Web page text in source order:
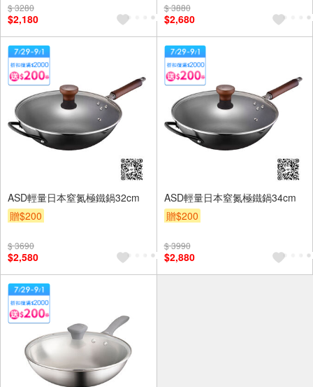
$ 3280
$2,180
$ 3880
$2,680
ASD輕量日本窒氮極鐵鍋32cm
贈$200
$ 3690
$2,580
ASD輕量日本窒氮極鐵鍋34cm
贈$200
$ 3990
$2,880